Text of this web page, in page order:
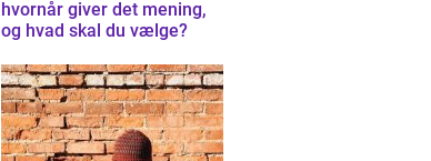
hvornår giver det mening,
og hvad skal du vælge?